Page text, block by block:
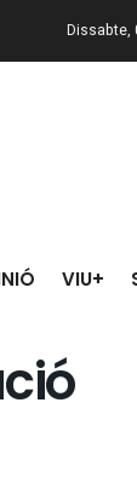
Dissabte,
VIU+